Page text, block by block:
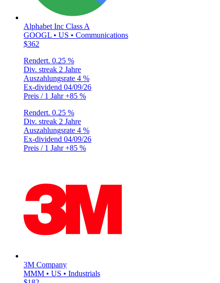
Alphabet Inc Class A
GOOGL • US • Communications
$362
Rendert. 0.25 %
Div. streak 2 Jahre
Auszahlungsrate 4 %
Ex-dividend 04/09/26
Preis / 1 Jahr+85 %
Rendert. 0.25 %
Div. streak 2 Jahre
Auszahlungsrate 4 %
Ex-dividend 04/09/26
Preis / 1 Jahr+85 %
3M Company
MMM • US • Industrials